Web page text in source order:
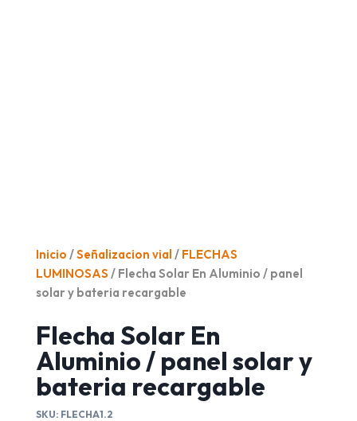
Inicio /Señalizacion vial / FLECHAS
LUMINOSAS / Flecha Solar En Aluminio / panel
solar y bateria recargable
Flecha Solar En
Aluminio / panel solar y
bateria recargable
SKU: FLECHA1.2